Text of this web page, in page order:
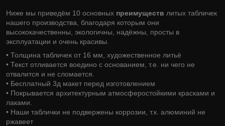
Ниже мы приведём 10 основных преимуществ литых табличек
нашего производства, благодаря которым они
высококачественны, экологичны, надёжны, просты в
эксплуатации и очень красивы.
• Толщина табличек от 16 мм, художественное литьё
• Текст отливается воедино с основанием, т.е. ни чего не
отвалится и не сломается.
• Бесплатный 3д макет перед изготовлением
• Покрывается архитектурным атмосферостойкими красками и
лаками.
• Наши таблички не подвержены коррозии, т.к. алюминий не
ржавеет